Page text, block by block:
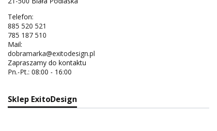
Telefon:
885 520 521
785 187 510
Mail:
dobramarka@exitodesign.pl
Zapraszamy do kontaktu
Pn.-Pt.: 08:00 - 16:00
Sklep ExitoDesign